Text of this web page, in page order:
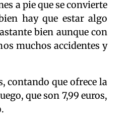
a pie que se convierte
hay que estar algo
bien aunque con
muchos accidentes y
contando que ofrece la
que son 7,99 euros,